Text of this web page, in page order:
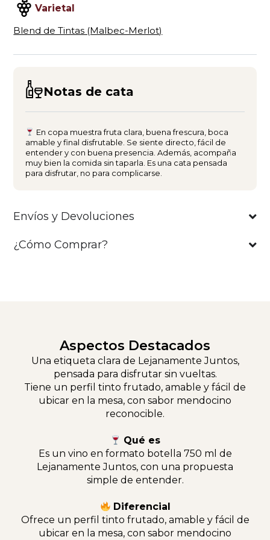
Varietal
Blend de Tintas (Malbec-Merlot)
Envíos y Devoluciones
¿Cómo Comprar?
Notas de cata
En copa muestra fruta clara, buena frescura, boca
amable y final disfrutable. Se siente directo, fácil de
entender y con buena presencia. Además, acompaña
muy bien la comida sin taparla. Es una cata pensada
para disfrutar, no para complicarse.
Aspectos Destacados
Una etiqueta clara de Lejanamente Juntos,
pensada para disfrutar sin vueltas.
Tiene un perfil tinto frutado, amable y fácil de
ubicar en la mesa, con sabor mendocino
reconocible.
Qué es
Es un vino en formato botella 750 ml de
Lejanamente Juntos, con una propuesta
simple de entender.
Diferencial
Ofrece un perfil tinto frutado, amable y fácil de
ubicar en la mesa, con sabor mendocino